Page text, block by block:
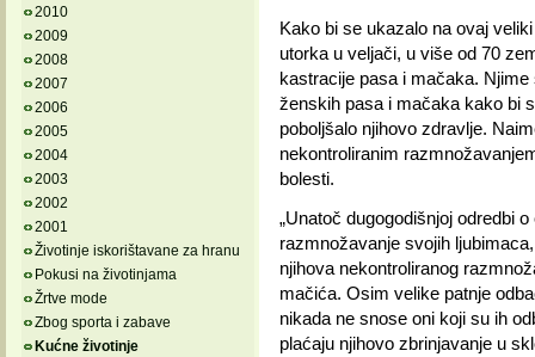
2010
2009
2008
2007
2006
2005
2004
2003
2002
2001
Životinje iskorištavane za hranu
Pokusi na životinjama
Žrtve mode
Zbog sporta i zabave
Kućne životinje
Kako bi se ukazalo na ovaj
utorka u veljači, u više od 70
kastracije pasa i mačaka.
ženskih pasa i mačaka kako bi
poboljšalo njihovo zdravlje.
nekontroliranim
bolesti.
„Unatoč dugogodišnjoj odredbi
razmnožavanje svojih
njihova nekontroliranog
mačića. Osim velike patnje
nikada ne snose oni koji su ih
plaćaju njihovo zbrinjavanje u